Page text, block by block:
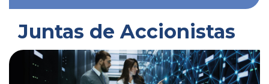
Juntas de Accionistas